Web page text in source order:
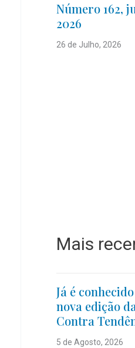
Número 162,
2026
26 de Julho, 2026
Mais
Já é
nova edição
Contra
5 de Agosto, 2026